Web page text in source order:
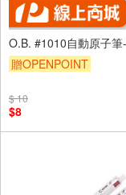
O.B. #1010自動原子筆
贈OPENPOINT
$ 10
$8